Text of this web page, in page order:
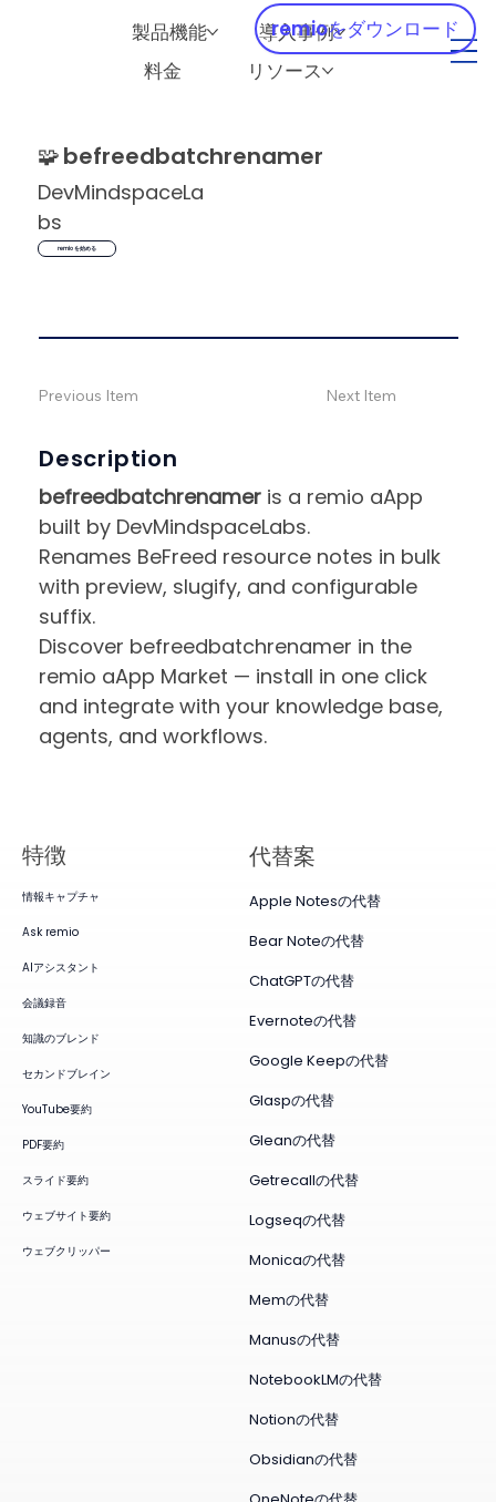
製品機能
導入事例
料金
リソース
remioをダウンロード
🧩befreedbatchrenamer
DevMindspaceLa
bs
remio を始める
Description
befreedbatchrenamer is a remio aApp
built by DevMindspaceLabs.
Renames BeFreed resource notes in bulk
with preview, slugify, and configurable
suffix.
Discover befreedbatchrenamer in the
remio aApp Market — install in one click
and integrate with your knowledge base,
agents, and workflows.
Previous Item Next Item
特徴
情報キャプチャ
Ask remio
AIアシスタント
会議録音
知識のブレンド
セカンドブレイン
YouTube要約
PDF要約
スライド要約
ウェブサイト要約
ウェブクリッパー
代替案
Apple Notesの代替
Bear Noteの代替
ChatGPTの代替
Evernoteの代替
Google Keepの代替
Glaspの代替
Gleanの代替
Getrecallの代替
Logseqの代替
Monicaの代替
Memの代替
Manusの代替
NotebookLMの代替
Notionの代替
Obsidianの代替